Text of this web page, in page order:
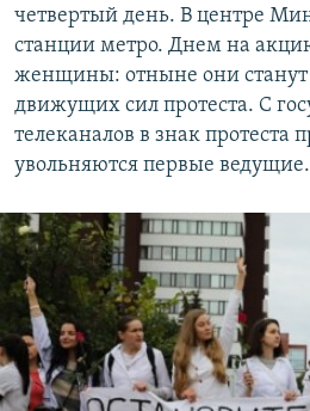
четвертый день. В центре
станции метро. Днем на
женщины: отныне они станут
движущих сил протеста. С
телеканалов в знак протеста
увольняются первые ведущие.